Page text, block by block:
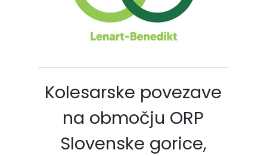
Kolesarske povezave
na območju ORP
Slovenske gorice,